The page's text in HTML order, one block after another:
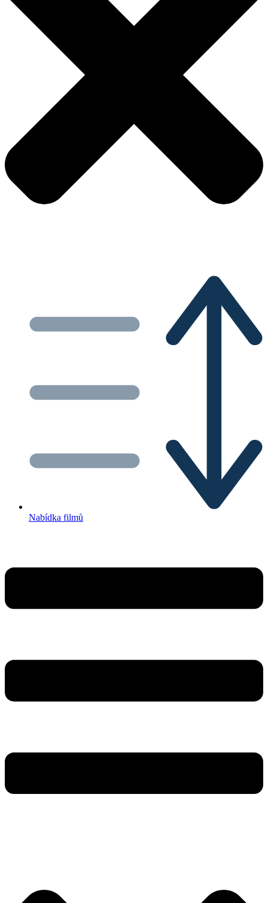
Nabídka filmů